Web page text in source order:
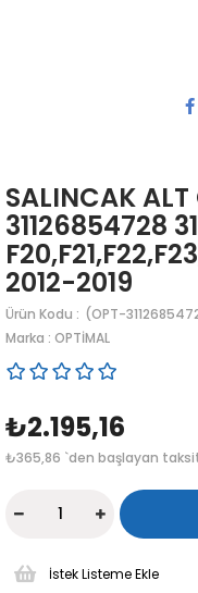
SALINCAK
31126854728
2012-2019
(OPT-
Marka : OPTİMAL
₺2.195,16
₺365,86 `den başlayan
İstek Listeme Ekle